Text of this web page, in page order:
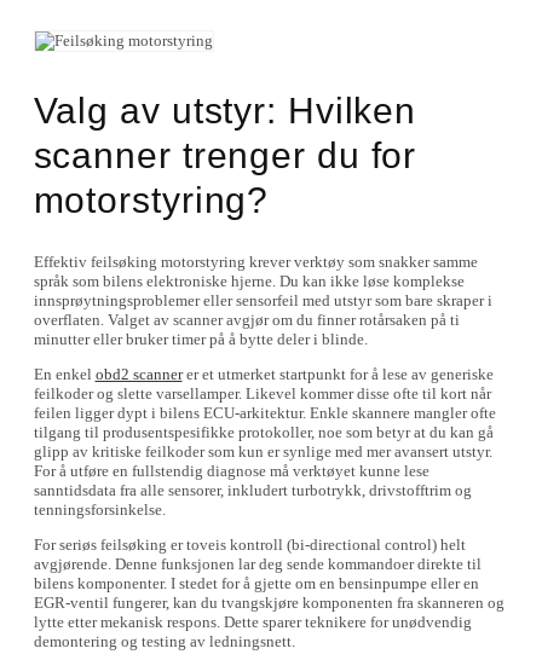
Valg av utstyr: Hvilken
scanner trenger du for
motorstyring?
Effektiv feilsøking motorstyring krever verktøy som snakker samme
språk som bilens elektroniske hjerne. Du kan ikke løse komplekse
innsprøytningsproblemer eller sensorfeil med utstyr som bare skraper i
overflaten. Valget av scanner avgjør om du finner rotårsaken på ti
minutter eller bruker timer på å bytte deler i blinde.
En enkel obd2 scannerer et utmerket startpunkt for å lese av generiske
feilkoder og slette varsellamper. Likevel kommer disse ofte til kort når
feilen ligger dypt i bilens ECU-arkitektur. Enkle skannere mangler ofte
tilgang til produsentspesifikke protokoller, noe som betyr at du kan gå
glipp av kritiske feilkoder som kun er synlige med mer avansert utstyr.
For å utføre en fullstendig diagnose må verktøyet kunne lese
sanntidsdata fra alle sensorer, inkludert turbotrykk, drivstofftrim og
tenningsforsinkelse.
For seriøs feilsøking er toveis kontroll (bi-directional control) helt
avgjørende. Denne funksjonen lar deg sende kommandoer direkte til
bilens komponenter. I stedet for å gjette om en bensinpumpe eller en
EGR-ventil fungerer, kan du tvangskjøre komponenten fra skanneren og
lytte etter mekanisk respons. Dette sparer teknikere for unødvendig
demontering og testing av ledningsnett.